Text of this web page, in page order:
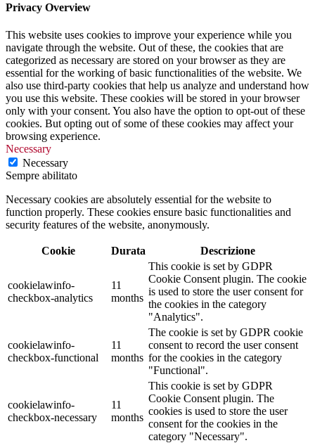
Privacy Overview
This website uses cookies to improve your experience while you
navigate through the website. Out of these, the cookies that are
categorized as necessary are stored on your browser as they are
essential for the working of basic functionalities of the website. We
also use third-party cookies that help us analyze and understand how
you use this website. These cookies will be stored in your browser
only with your consent. You also have the option to opt-out of these
cookies. But opting out of some of these cookies may affect your
browsing experience.
Necessary
Necessary
Sempre abilitato
Necessary cookies are absolutely essential for the website to
function properly. These cookies ensure basic functionalities and
security features of the website, anonymously.
Cookie Durata Descrizione
cookielawinfo-
checkbox-analytics
11
months
This cookie is set by GDPR
Cookie Consent plugin. The cookie
is used to store the user consent for
the cookies in the category
"Analytics".
cookielawinfo-
checkbox-functional
11
months
The cookie is set by GDPR cookie
consent to record the user consent
for the cookies in the category
"Functional".
cookielawinfo-
checkbox-necessary
11
months
This cookie is set by GDPR
Cookie Consent plugin. The
cookies is used to store the user
consent for the cookies in the
category "Necessary".